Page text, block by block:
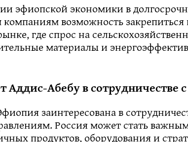
эфиопской экономики в
компаниям возможность
где спрос на
материалы и
Аддис-Абебу в сотрудничестве
заинтересована в
Россия может стать
продуктов, оборудования и